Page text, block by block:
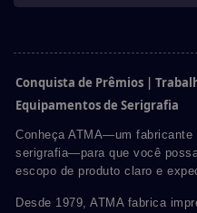
Conquista de Prêmios |
Equipamentos de Serigrafia
Conheça ATMA—um
serigrafia—para que você
escopo de produto claro e
Desde 1979, ATMA fabrica